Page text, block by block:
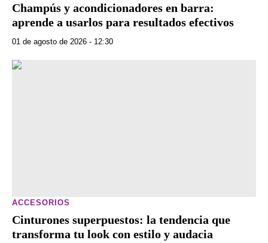
Champús y acondicionadores en barra:
aprende a usarlos para resultados efectivos
01 de agosto de 2026 - 12:30
ACCESORIOS
Cinturones superpuestos: la tendencia que
transforma tu look con estilo y audacia